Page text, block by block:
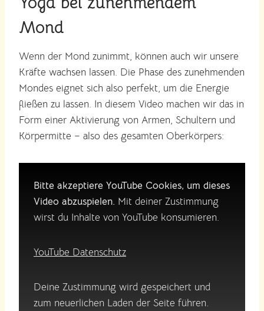
Mond
Wenn der Mond zunimmt, können auch wir unsere
Kräfte wachsen lassen. Die Phase des zunehmenden
Mondes eignet sich also perfekt, um die Energie
fließen zu lassen. In diesem Video machen wir das in
Form einer Aktivierung von Armen, Schultern und
Körpermitte – also des gesamten Oberkörpers:
Bitte akzeptiere YouTube Cookies, um dieses
Video abzuspielen. Mit deiner Zustimmung
wirst du Inhalte von YouTube konsumieren.
YouTube Datenschutz
Deine Zustimmung wird gespeichert und
zum neuerlichen Laden der Seite führen.